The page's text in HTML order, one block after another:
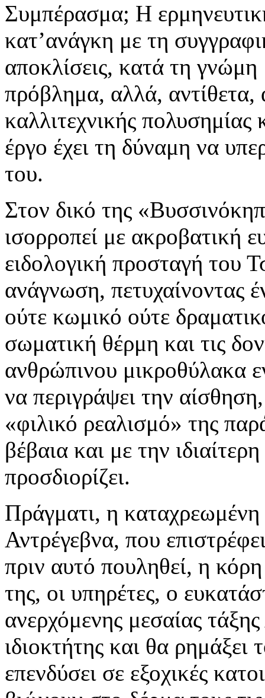
Συμπέρασμα; Η
κατ’ανάγκη με τη
αποκλίσεις, κατά τη
πρόβλημα, αλλά, αντίθετα,
καλλιτεχνικής
έργο έχει τη δύναμη να
του.
Στον δικό της
ισορροπεί με ακροβατική
ειδολογική προσταγή του
ανάγνωση, πετυχαίνοντας
ούτε κωμικό ούτε
σωματική θέρμη και τις
ανθρώπινου μικροθύλακα
να περιγράψει την
«φιλικό ρεαλισμό» της
βέβαια και με την
προσδιορίζει.
Πράγματι, η
Αντρέγεβνα, που
πριν αυτό πουληθεί, η
της, οι υπηρέτες, ο
ανερχόμενης μεσαίας
ιδιοκτήτης και θα
επενδύσει σε εξοχικές